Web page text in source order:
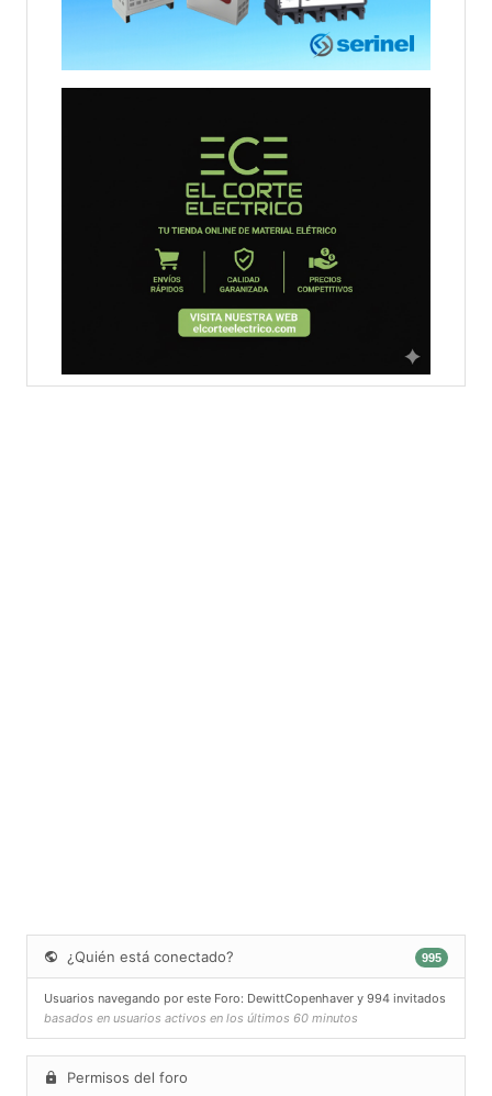
¿Quién está conectado? 995
Usuarios navegando por este Foro: DewittCopenhaver y 994 invitados
basados en usuarios activos en los últimos 60 minutos
Permisos del foro